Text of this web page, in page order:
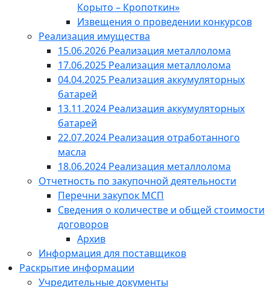
Корыто – Кропоткин»
Извещения о проведении конкурсов
Реализация имущества
15.06.2026 Реализация металлолома
17.06.2025 Реализация металлолома
04.04.2025 Реализация аккумуляторных
батарей
13.11.2024 Реализация аккумуляторных
батарей
22.07.2024 Реализация отработанного
масла
18.06.2024 Реализация металлолома
Отчетность по закупочной деятельности
Перечни закупок МСП
Сведения о количестве и общей стоимости
договоров
Архив
Информация для поставщиков
Раскрытие информации
Учредительные документы